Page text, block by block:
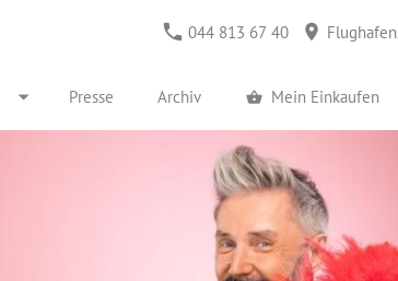
044 813 67 40
Presse Archiv Mein Einkaufen